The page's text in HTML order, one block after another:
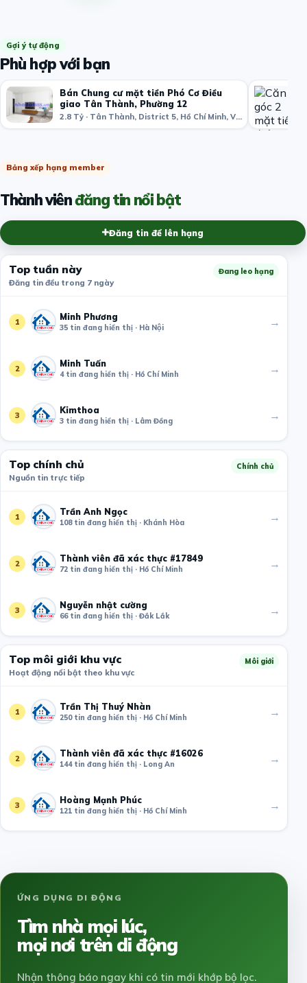
Gợi ý tự động
Phù hợp với bạn
Bán Chung cư mặt tiền Phó Cơ Điều
giao Tân Thành, Phường 12
2.8 Tỷ · Tân Thành, District 5, Hồ Chí Minh, Việt Nam
Bảng xếp hạng member
Thành viênđăng tin nổi bật
Đăng tin để lên hạng
Top tuần này
Đăng tin đều trong 7 ngày
Đang leo hạng
1 Minh Phương
35 tin đang hiển thị · Hà Nội →
2 Minh Tuấn
4 tin đang hiển thị · Hồ Chí Minh →
3 Kimthoa
3 tin đang hiển thị · Lâm Đồng →
Top chính chủ
Nguồn tin trực tiếp
Chính chủ
1 Trần Anh Ngọc
108 tin đang hiển thị · Khánh Hòa →
2 Thành viên đã xác thực #17849
72 tin đang hiển thị · Hồ Chí Minh →
3 Nguyễn nhật cường
66 tin đang hiển thị · Đắk Lắk →
Top môi giới khu vực
Hoạt động nổi bật theo khu vực
Môi giới
1 Trần Thị Thuý Nhàn
250 tin đang hiển thị · Hồ Chí Minh →
2 Thành viên đã xác thực #16026
144 tin đang hiển thị · Long An →
3 Hoàng Mạnh Phúc
121 tin đang hiển thị · Hồ Chí Minh →
ỨNG DỤNG DI ĐỘNG
Tìm nhà mọi lúc,
mọi nơi trên di động
Nhận thông báo ngay khi có tin mới khớp bộ lọc.